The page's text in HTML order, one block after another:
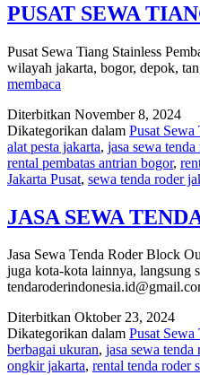
PUSAT SEWA
Pusat Sewa Tiang Stainless
wilayah jakarta, bogor, depok,
membaca
TIANG
STAINLESS
PEMBATAS
EVENT
VIP
BELUDRU
DAN
RODER
BOGOR
Diterbitkan November 8, 2024
Dikategorikan dalam Pusat Sewa
alat pesta jakarta, jasa sewa
rental pembatas antrian bogor,
Jakarta Pusat, sewa tenda roder
JASA SEWA
Jasa Sewa Tenda Roder Block
juga kota-kota lainnya,
Diterbitkan Oktober 23, 2024
Dikategorikan dalam Pusat Sewa
berbagai ukuran, jasa sewa tenda
ongkir jakarta, rental tenda roder